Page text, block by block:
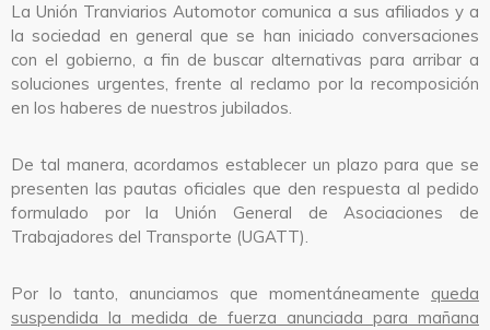
La Unión Tranviarios Automotor comunica a sus afiliados y a
la sociedad en general que se han iniciado conversaciones
con el gobierno, a fin de buscar alternativas para arribar a
soluciones urgentes, frente al reclamo por la recomposición
en los haberes de nuestros jubilados.
De tal manera, acordamos establecer un plazo para que se
presenten las pautas oficiales que den respuesta al pedido
formulado por la Unión General de Asociaciones de
Trabajadores del Transporte (UGATT).
Por lo tanto, anunciamos que momentáneamente queda
suspendida la medida de fuerza anunciada para mañana